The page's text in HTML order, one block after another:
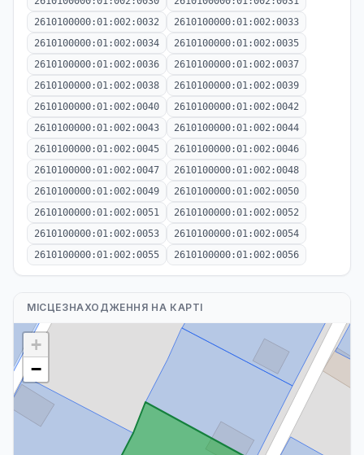
2610100000:01:002:0032
2610100000:01:002:0033
2610100000:01:002:0034
2610100000:01:002:0035
2610100000:01:002:0036
2610100000:01:002:0037
2610100000:01:002:0038
2610100000:01:002:0039
2610100000:01:002:0040
2610100000:01:002:0042
2610100000:01:002:0043
2610100000:01:002:0044
2610100000:01:002:0045
2610100000:01:002:0046
2610100000:01:002:0047
2610100000:01:002:0048
2610100000:01:002:0049
2610100000:01:002:0050
2610100000:01:002:0051
2610100000:01:002:0052
2610100000:01:002:0053
2610100000:01:002:0054
2610100000:01:002:0055
2610100000:01:002:0056
МІСЦЕЗНАХОДЖЕННЯ НА КАРТІ
+
−